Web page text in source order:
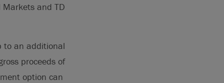
and TD
to an additional
proceeds of
option can